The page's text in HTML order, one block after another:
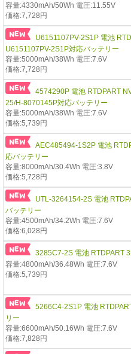
容量:4330mAh/50Wh 電圧:11.55V
価格:7,728円
U6151107PV-2S1P 電池
U6151107PV-2S1P対応バッテリー
容量:5000mAh/38Wh 電圧:7.6V
価格:7,728円
4574290P 電池 RTDPART
25/H-8070145P対応バッテリー
容量:5000mAh/38Wh 電圧:7.6V
価格:5,739円
AEC485494-1S2P 電池
応バッテリー
容量:8000mAh/30.4Wh 電圧:3.8V
価格:5,728円
UTL-3264154-2S 電池
バッテリー
容量:4500mAh/34.2Wh 電圧:7.6V
価格:6,028円
3285C7-2S 電池 RTDPART
容量:4800mAh/36.48Wh 電圧:7.6V
価格:5,739円
5266C4-2S1P 電池
リー
容量:6600mAh/50.16Wh 電圧:7.6V
価格:7,828円